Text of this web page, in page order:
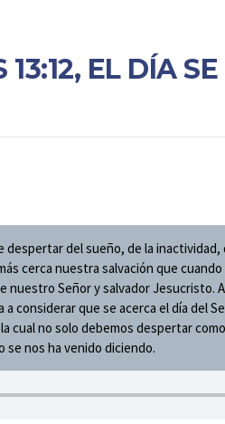
13:12, EL DÍA
despertar del sueño, de la
cerca nuestra salvación que
nuestro Señor y salvador Jesucristo.
a considerar que se acerca el día del
cual no solo debemos despertar
se nos ha venido diciendo.